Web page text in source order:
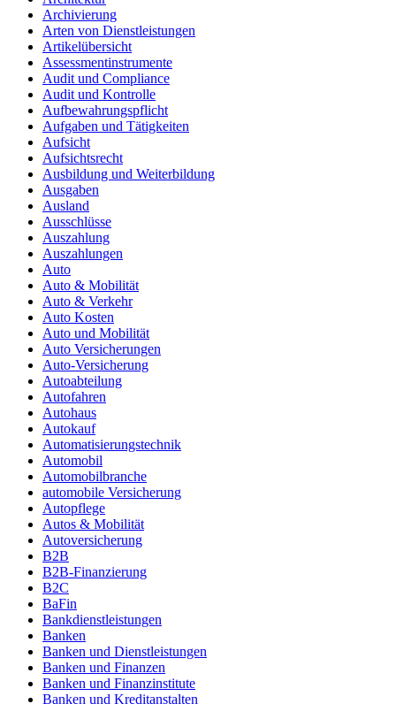
Archivierung
Arten von Dienstleistungen
Artikelübersicht
Assessmentinstrumente
Audit und Compliance
Audit und Kontrolle
Aufbewahrungspflicht
Aufgaben und Tätigkeiten
Aufsicht
Aufsichtsrecht
Ausbildung und Weiterbildung
Ausgaben
Ausland
Ausschlüsse
Auszahlung
Auszahlungen
Auto
Auto & Mobilität
Auto & Verkehr
Auto Kosten
Auto und Mobilität
Auto Versicherungen
Auto-Versicherung
Autoabteilung
Autofahren
Autohaus
Autokauf
Automatisierungstechnik
Automobil
Automobilbranche
automobile Versicherung
Autopflege
Autos & Mobilität
Autoversicherung
B2B
B2B-Finanzierung
B2C
BaFin
Bankdienstleistungen
Banken
Banken und Dienstleistungen
Banken und Finanzen
Banken und Finanzinstitute
Banken und Kreditanstalten